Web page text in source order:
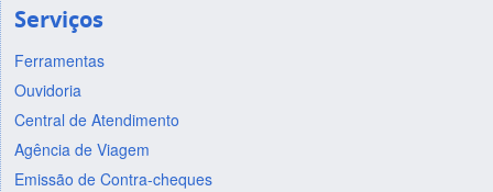
Serviços
Ferramentas
Ouvidoria
Central de Atendimento
Agência de Viagem
Emissão de Contra-cheques